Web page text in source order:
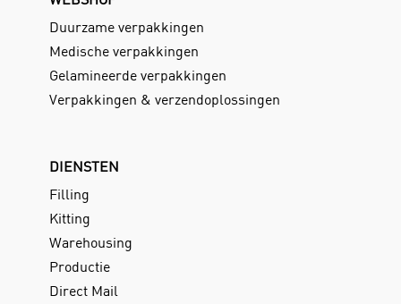
Duurzame verpakkingen
Medische verpakkingen
Gelamineerde verpakkingen
Verpakkingen & verzendoplossingen
DIENSTEN
Filling
Kitting
Warehousing
Productie
Direct Mail